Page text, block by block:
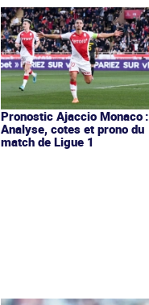
Pronostic Ajaccio Monaco :
Analyse, cotes et prono du
match de Ligue 1